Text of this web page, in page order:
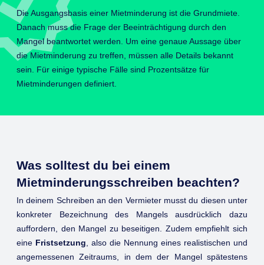
Die Ausgangsbasis einer Mietminderung ist die Grundmiete.
Danach muss die Frage der Beeinträchtigung durch den
Mangel beantwortet werden. Um eine genaue Aussage über
die Mietminderung zu treffen, müssen alle Details bekannt
sein. Für einige typische Fälle sind Prozentsätze für
Mietminderungen definiert.
Was solltest du bei einem
Mietminderungsschreiben beachten?
In deinem Schreiben an den Vermieter musst du diesen unter
konkreter Bezeichnung des Mangels ausdrücklich dazu
auffordern, den Mangel zu beseitigen. Zudem empfiehlt sich
eine Fristsetzung , also die Nennung eines realistischen und
angemessenen Zeitraums, in dem der Mangel spätestens